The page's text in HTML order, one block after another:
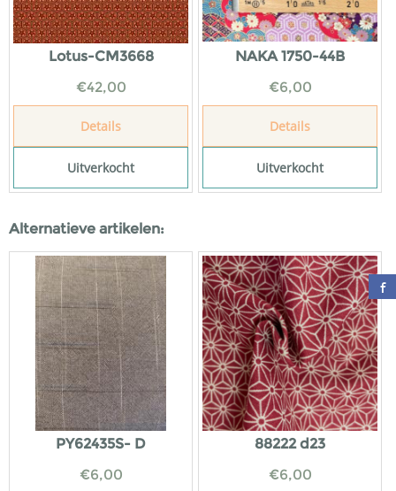
Lotus-CM3668
€42,00
Details
Uitverkocht
NAKA 1750-44B
€6,00
Details
Uitverkocht
Alternatieve artikelen:
PY62435S- D
€6,00
88222 d23
€6,00